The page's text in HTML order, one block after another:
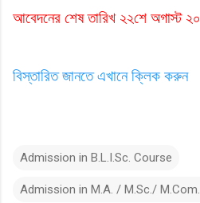
আবেদনের শেষ তারিখ ২২শে অগাস্ট
বিস্তারিত জানতে এখানে ক্লিক করুন
Admission in B.L.I.Sc. Course
Admission in M.A. / M.Sc./